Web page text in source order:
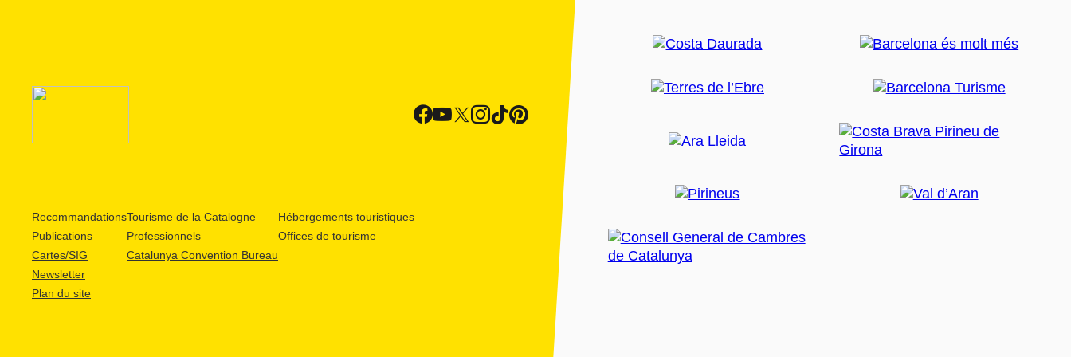
Recommandations
Publications
Cartes/SIG
Newsletter
Plan du site
Tourisme de la Catalogne
Professionnels
Catalunya Convention Bureau
Hébergements touristiques
Offices de tourisme